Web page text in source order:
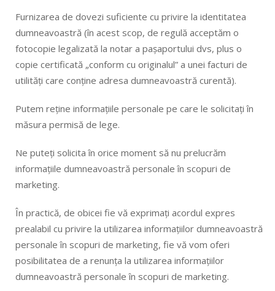
Furnizarea de dovezi suficiente cu privire la identitatea
dumneavoastră (în acest scop, de regulă acceptăm o
fotocopie legalizată la notar a pașaportului dvs, plus o
copie certificată „conform cu originalul” a unei facturi de
utilități care conține adresa dumneavoastră curentă).
Putem reține informațiile personale pe care le solicitați în
măsura permisă de lege.
Ne puteți solicita în orice moment să nu prelucrăm
informațiile dumneavoastră personale în scopuri de
marketing.
În practică, de obicei fie vă exprimați acordul expres
prealabil cu privire la utilizarea informațiilor dumneavoastră
personale în scopuri de marketing, fie vă vom oferi
posibilitatea de a renunța la utilizarea informațiilor
dumneavoastră personale în scopuri de marketing.